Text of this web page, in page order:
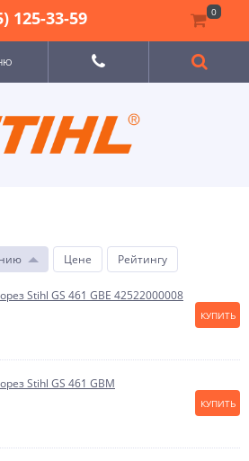
Цене Рейтингу
Stihl GS 461 GBE 42522000008
КУПИТЬ
Stihl GS 461 GBM
КУПИТЬ
125-33-59 0